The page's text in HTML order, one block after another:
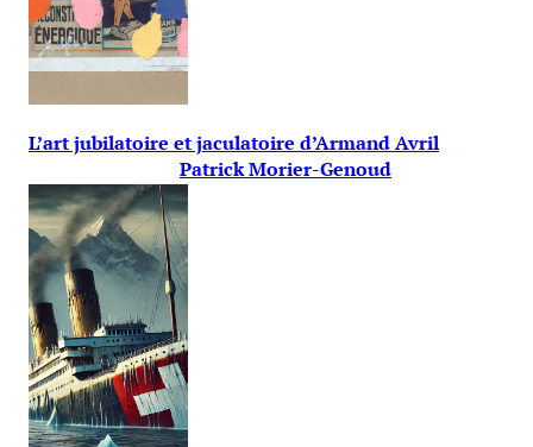
L’art jubilatoire et jaculatoire d’Armand Avril
Patrick Morier-Genoud